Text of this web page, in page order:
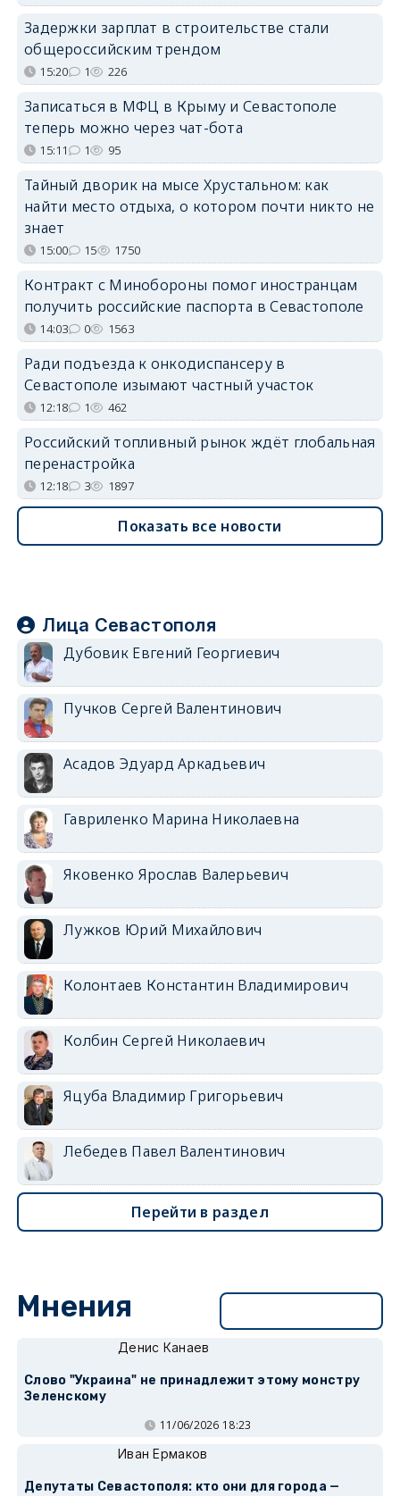
Задержки зарплат в строительстве стали
общероссийским трендом
15:20 1 226
Записаться в МФЦ в Крыму и Севастополе
теперь можно через чат-бота
15:11 1 95
Тайный дворик на мысе Хрустальном: как
найти место отдыха, о котором почти никто не
знает
15:00 15 1750
Контракт с Минобороны помог иностранцам
получить российские паспорта в Севастополе
14:03 0 1563
Ради подъезда к онкодиспансеру в
Севастополе изымают частный участок
12:18 1 462
Российский топливный рынок ждёт глобальная
перенастройка
12:18 3 1897
Показать все новости
Лица Севастополя
Дубовик Евгений Георгиевич
Пучков Сергей Валентинович
Асадов Эдуард Аркадьевич
Гавриленко Марина Николаевна
Яковенко Ярослав Валерьевич
Лужков Юрий Михайлович
Колонтаев Константин Владимирович
Колбин Сергей Николаевич
Яцуба Владимир Григорьевич
Лебедев Павел Валентинович
Перейти в раздел
Мнения
Денис Канаев
Слово "Украина" не принадлежит этому монстру
Зеленскому
11/06/2026 18:23
Иван Ермаков
Депутаты Севастополя: кто они для города —